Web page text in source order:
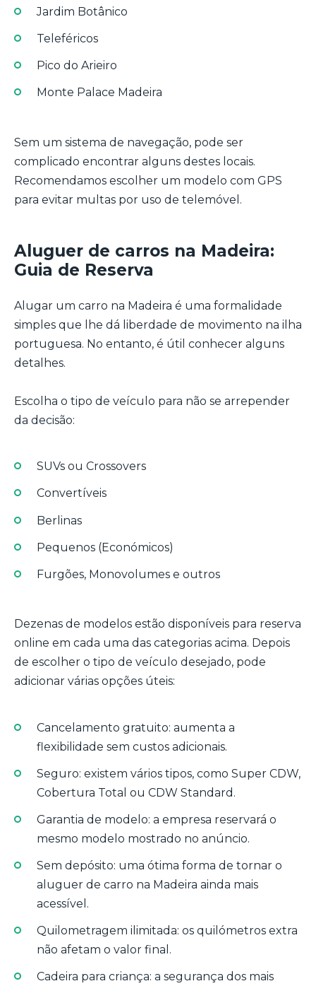
Jardim Botânico
Teleféricos
Pico do Arieiro
Monte Palace Madeira
Sem um sistema de navegação, pode ser
complicado encontrar alguns destes locais.
Recomendamos escolher um modelo com GPS
para evitar multas por uso de telemóvel.
Aluguer de carros na Madeira:
Guia de Reserva
Alugar um carro na Madeira é uma formalidade
simples que lhe dá liberdade de movimento na ilha
portuguesa. No entanto, é útil conhecer alguns
detalhes.
Escolha o tipo de veículo para não se arrepender
da decisão:
SUVs ou Crossovers
Convertíveis
Berlinas
Pequenos (Económicos)
Furgões, Monovolumes e outros
Dezenas de modelos estão disponíveis para reserva
online em cada uma das categorias acima. Depois
de escolher o tipo de veículo desejado, pode
adicionar várias opções úteis:
Cancelamento gratuito: aumenta a
flexibilidade sem custos adicionais.
Seguro: existem vários tipos, como Super CDW,
Cobertura Total ou CDW Standard.
Garantia de modelo: a empresa reservará o
mesmo modelo mostrado no anúncio.
Sem depósito: uma ótima forma de tornar o
aluguer de carro na Madeira ainda mais
acessível.
Quilometragem ilimitada: os quilómetros extra
não afetam o valor final.
Cadeira para criança: a segurança dos mais